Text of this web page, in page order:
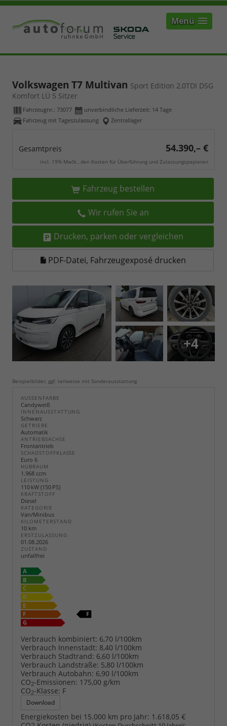
Menü
Volkswagen T7 Multivan Sport Edition 2,0TDI DSG
Komfort LÜ 5 Sitzer
Fahrzeugnr.: 73077 unverbindliche Lieferzeit: 14 Tage
Fahrzeug mit Tageszulassung
Zentrallager
Gesamtpreis 54.390,– €
incl. 19% MwSt., den Kosten für Überführung und Zulassungspapieren
Fahrzeug bestellen
Wir rufen Sie an
Drucken, parken oder vergleichen
PDF-Datei, Fahrzeugexposé drucken
+4
Beispielbilder, ggf. teilweise mit Sonderausstattung
AUSSENFARBE
Candyweiß
INNENAUSSTATTUNG
Schwarz
GETRIEBE
Automatik
ANTRIEBSACHSE
Frontantrieb
SCHADSTOFFKLASSE
Euro 6
HUBRAUM
1.968 ccm
LEISTUNG
110 kW (150 PS)
KRAFTSTOFF
Diesel
KATEGORIE
Van/Minibus
KILOMETERSTAND
10 km
ERSTZULASSUNG
01.08.2026
ZUSTAND
unfallfrei
Verbrauch kombiniert: 6,70 l/100km
Verbrauch Innenstadt: 8,40 l/100km
Verbrauch Stadtrand: 6,60 l/100km
Verbrauch Landstraße: 5,80 l/100km
Verbrauch Autobahn: 6,90 l/100km
CO2-Emissionen: 175,00 g/km
CO2-Klasse: F
Download
Energiekosten bei 15.000 km pro Jahr: 1.618,05 €